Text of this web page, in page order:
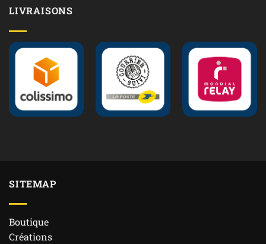
LIVRAISONS
SITEMAP
Boutique
Créations